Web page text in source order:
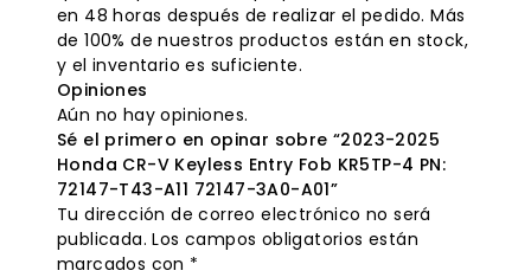
en 48 horas después de realizar el pedido. Más
de 100% de nuestros productos están en stock,
y el inventario es suficiente.
Opiniones
Aún no hay opiniones.
Sé el primero en opinar sobre “2023-2025
Honda CR-V Keyless Entry Fob KR5TP-4 PN:
72147-T43-A11 72147-3A0-A01”
Tu dirección de correo electrónico no será
publicada. Los campos obligatorios están
marcados con *